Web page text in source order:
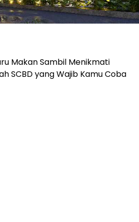
Makan Sambil Menikmati
SCBD yang Wajib Kamu Coba